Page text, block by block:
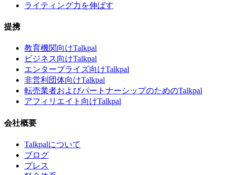
ライティング力を伸ばす
提携
教育機関向けTalkpal
ビジネス向けTalkpal
エンタープライズ向けTalkpal
非営利団体向けTalkpal
転売業者およびパートナーシップのためのTalkpal
アフィリエイト向けTalkpal
会社概要
Talkpalについて
ブログ
プレス